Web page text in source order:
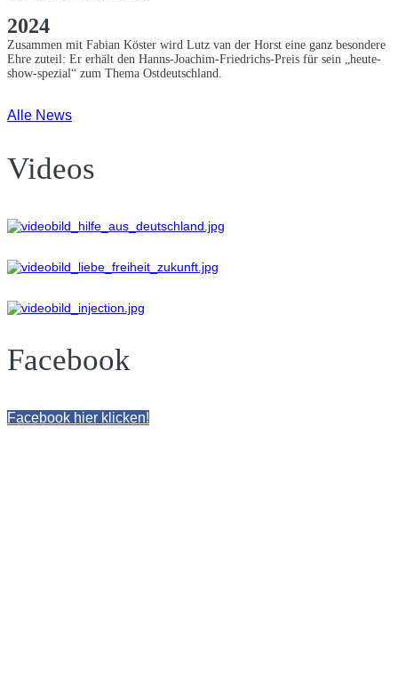
2024
Zusammen mit Fabian Köster wird Lutz van der Horst eine ganz besondere
Ehre zuteil: Er erhält den Hanns-Joachim-Friedrichs-Preis für sein „heute-
show-spezial“ zum Thema Ostdeutschland.
Alle News
Videos
Facebook
Facebook hier klicken!